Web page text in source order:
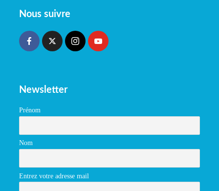
Nous suivre
Newsletter
Prénom
Nom
Entrez votre adresse mail